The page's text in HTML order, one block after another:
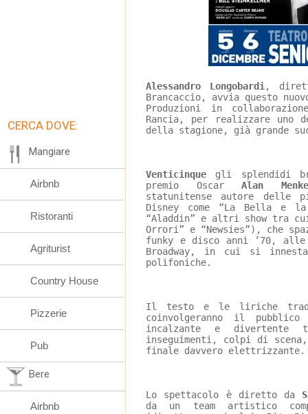
Alessandro Longobardi ,
Brancaccio, avvia questo
Produzioni in
Rancia, per realizzare
della stagione, già grande
Venticinque gli splendidi
premio Oscar Alan
statunitense autore delle
Disney come “La Bella e
“Aladdin” e altri show tra
Orrori” e “Newsies”), che
funky e disco anni ’70,
Broadway, in cui si
polifoniche.
Il testo e le liriche
coinvolgeranno il
incalzante e divertente
inseguimenti, colpi di
finale davvero elettrizzante.
Lo spettacolo è diretto da
da un team artistico
CERCA DOVE:
Mangiare
Airbnb
Ristoranti
Agriturist
Country House
Pizzerie
Pub
Bere
Airbnb